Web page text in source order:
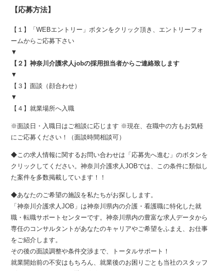
【応募方法】
【１】「WEBエントリー」ボタンをクリック頂き、エントリーフォ
ームからご応募下さい
▼
【２】神奈川介護求人jobの採用担当者からご連絡致します
▼
【３】面談（顔合わせ）
▼
【４】就業場所へ入職
※面談日・入職日はご相談に応じます ※現在、在職中の方もお気軽
にご応募ください！（面談時間相談可）
◆この求人情報に関するお問い合わせは「応募先へ進む」のボタンを
クリックしてください。神奈川介護求人JOBでは、この条件に類似し
た案件を多数掲載しています！！
◆あなたのご希望の施設を私たちがお探しします。
「神奈川介護求人JOB」は神奈川県内の介護・看護職に特化した就
職・転職サポートセンターです。神奈川県内の豊富な求人データから
専任のコンサルタントがあなたのキャリアやご希望をふまえ、お仕事
をご紹介します。
その後の面談調整や条件交渉まで、トータルサポート！
就業開始前の不安はもちろん、就業後のお困りごとも当社のスタッフ